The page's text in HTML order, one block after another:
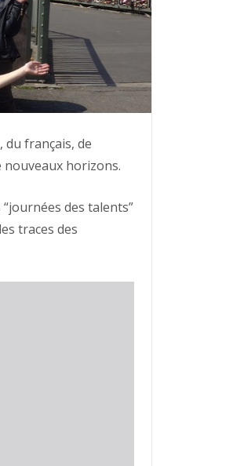
du français, de
nouveaux horizons.
des talents”
traces des